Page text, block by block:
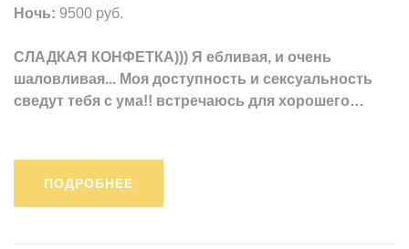
Ночь: 9500 руб.
СЛАДКАЯ КОНФЕТКА))) Я ебливая, и очень
шаловливая... Моя доступность и сексуальность
сведут тебя с ума!! встречаюсь для хорошего…
ПОДРОБНЕЕ